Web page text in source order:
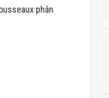
phân